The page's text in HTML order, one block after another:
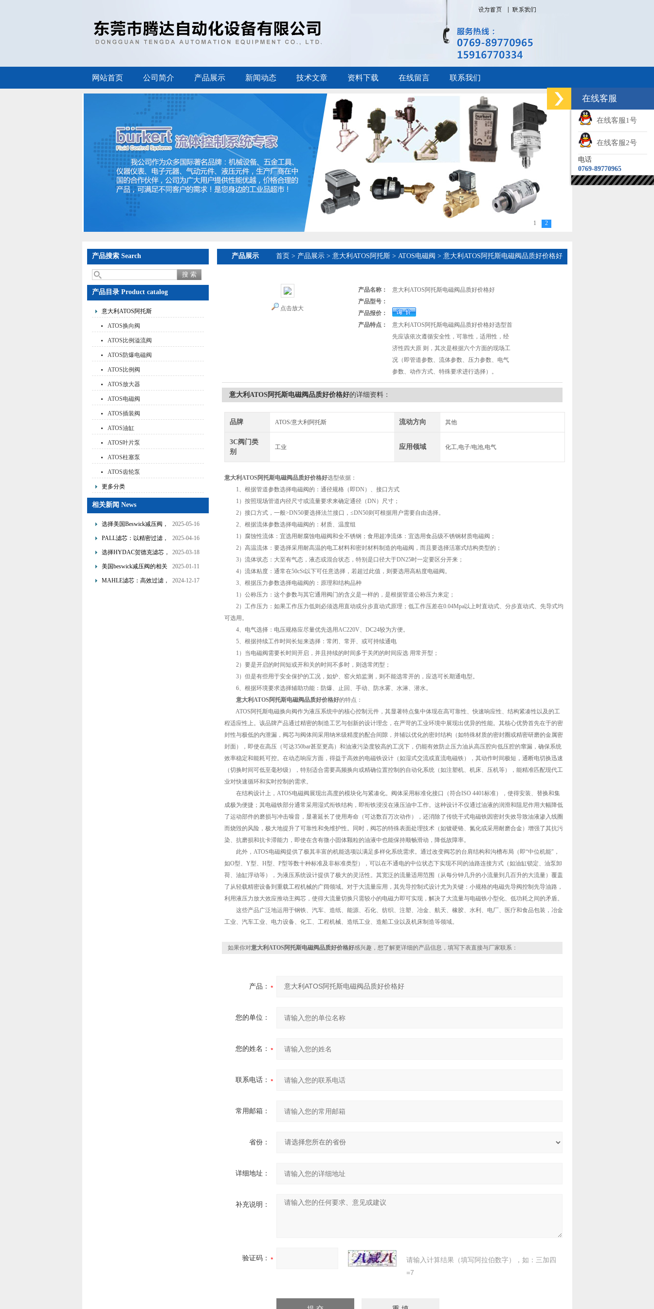
网站首页 公司简介 产品展示 新闻动态 技术文章 资料下载 在线留言 联系我们
1 2
产品搜索 Search
产品目录 Product catalog
意大利ATOS阿托斯
ATOS换向阀
ATOS比例溢流阀
ATOS防爆电磁阀
ATOS比例阀
ATOS放大器
ATOS电磁阀
ATOS插装阀
ATOS油缸
ATOS叶片泵
ATOS柱塞泵
ATOS齿轮泵
更多分类
相关新闻 News
选择美国Beswick减压阀，
提升流体系统效率
2025-05-16
PALL滤芯：以精密过滤，
为工业流体筑起“隐形安全
2025-04-16
选择HYDAC贺德克滤芯，
享受精准过滤与稳定性能
2025-03-18
美国beswick减压阀的相关
知识
2025-01-11
MAHLE滤芯：高效过滤，
2024-12-17
产品展示 首页 > 产品展示> 意大利ATOS阿托斯> ATOS电磁阀 > 意大利ATOS阿托斯电磁阀品质好价格好
点击放大
产品名称：
意大利ATOS阿托斯电磁阀品质好价格好
产品型号：
产品报价：
产品特点：
意大利ATOS阿托斯电磁阀品质好价格好选型首
先应该依次遵循安全性，可靠性，适用性，经
济性四大原 则，其次是根据六个方面的现场工
况（即管道参数、流体参数、压力参数、电气
参数、动作方式、特殊要求进行选择）。
意大利ATOS阿托斯电磁阀品质好价格好的详细资料：
品牌 ATOS/意大利阿托斯 流动方向 其他
3C阀门类
别
工业 应用领域 化工,电子/电池,电气
意大利ATOS阿托斯电磁阀品质好价格好选型依据：
1、根据管道参数选择电磁阀的：通径规格（即DN）、接口方式
1）按照现场管道内径尺寸或流量要求来确定通径（DN）尺寸；
2）接口方式，一般>DN50要选择法兰接口，≤DN50则可根据用户需要自由选择。
2、根据流体参数选择电磁阀的：材质、温度组
1）腐蚀性流体：宜选用耐腐蚀电磁阀和全不锈钢；食用超净流体：宜选用食品级不锈钢材质电磁阀；
2）高温流体：要选择采用耐高温的电工材料和密封材料制造的电磁阀，而且要选择活塞式结构类型的；
3）流体状态：大至有气态，液态或混合状态，特别是口径大于DN25时一定要区分开来；
4）流体粘度：通常在50cSt以下可任意选择，若超过此值，则要选用高粘度电磁阀。
3、根据压力参数选择电磁阀的：原理和结构品种
1）公称压力：这个参数与其它通用阀门的含义是一样的，是根据管道公称压力来定；
2）工作压力：如果工作压力低则必须选用直动或分步直动式原理；低工作压差在0.04Mpa以上时直动式、分步直动式、先导式均
可选用。
4、电气选择：电压规格应尽量优先选用AC220V、DC24较为方便。
5、根据持续工作时间长短来选择：常闭、常开、或可持续通电
1）当电磁阀需要长时间开启，并且持续的时间多于关闭的时间应选 用常开型；
2）要是开启的时间短或开和关的时间不多时，则选常闭型；
3）但是有些用于安全保护的工况，如炉、窑火焰监测，则不能选常开的，应选可长期通电型。
6、根据环境要求选择辅助功能：防爆、止回、手动、防水雾、水淋、潜水。
意大利ATOS阿托斯电磁阀品质好价格好的特点：
ATOS阿托斯电磁换向阀作为液压系统中的核心控制元件，其显著特点集中体现在高可靠性、快速响应性、结构紧凑性以及的工
程适应性上。该品牌产品通过精密的制造工艺与创新的设计理念，在严苛的工业环境中展现出优异的性能。其核心优势首先在于的密
封性与极低的内泄漏，阀芯与阀体间采用纳米级精度的配合间隙，并辅以优化的密封结构（如特殊材质的密封圈或精密研磨的金属密
封面），即使在高压（可达350bar甚至更高）和油液污染度较高的工况下，仍能有效防止压力油从高压腔向低压腔的窜漏，确保系统
效率稳定和能耗可控。在动态响应方面，得益于高效的电磁铁设计（如湿式交流或直流电磁铁），其动作时间极短，通断电切换迅速
（切换时间可低至毫秒级），特别适合需要高频换向或精确位置控制的自动化系统（如注塑机、机床、压机等），能精准匹配现代工
业对快速循环和实时控制的需求。
在结构设计上，ATOS电磁阀展现出高度的模块化与紧凑化。阀体采用标准化接口（符合ISO 4401标准），使得安装、替换和集
成极为便捷；其电磁铁部分通常采用湿式衔铁结构，即衔铁浸没在液压油中工作。这种设计不仅通过油液的润滑和阻尼作用大幅降低
了运动部件的磨损与冲击噪音，显著延长了使用寿命（可达数百万次动作），还消除了传统干式电磁铁因密封失效导致油液渗入线圈
而烧毁的风险，极大地提升了可靠性和免维护性。同时，阀芯的特殊表面处理技术（如镀硬铬、氮化或采用耐磨合金）增强了其抗污
染、抗磨损和抗卡滞能力，即使在含有微小固体颗粒的油液中也能保持顺畅滑动，降低故障率。
此外，ATOS电磁阀提供了极其丰富的机能选项以满足多样化系统需求。通过改变阀芯的台肩结构和沟槽布局（即“中位机能"，
如O型、Y型、H型、P型等数十种标准及非标准类型），可以在不通电的中位状态下实现不同的油路连接方式（如油缸锁定、油泵卸
荷、油缸浮动等），为液压系统设计提供了极大的灵活性。其宽泛的流量适用范围（从每分钟几升的小流量到几百升的大流量）覆盖
了从轻载精密设备到重载工程机械的广阔领域。对于大流量应用，其先导控制式设计尤为关键：小规格的电磁先导阀控制先导油路，
利用液压力放大效应推动主阀芯，使得大流量切换只需较小的电磁力即可实现，解决了大流量与电磁铁小型化、低功耗之间的矛盾。
这些产品广泛地运用于钢铁、汽车、造纸、能源、石化、纺织、注塑、冶金、航天、橡胶、水利、电厂、医疗和食品包装，冶金
工业、汽车工业、电力设备、化工、工程机械、造纸工业、造船工业以及机床制造等领域。
如果你对意大利ATOS阿托斯电磁阀品质好价格好感兴趣，想了解更详细的产品信息，填写下表直接与厂家联系：
产品：
您的单位：
您的姓名：
联系电话：
常用邮箱：
省份：
详细地址：
补充说明：
验证码：
请输入计算结果（填写阿拉伯数字），如：三加四
=7
在线客服
在线客服1号
在线客服2号
电话
0769-89770965